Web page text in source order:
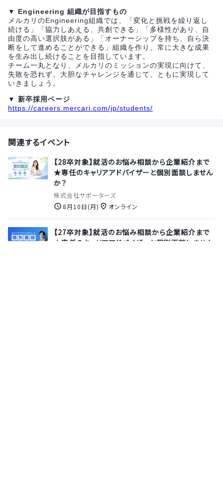
▼ Engineering 組織が目指すもの
メルカリのEngineering組織では、「変化と挑戦を繰り返し
続ける」「協力しあえる、共創できる」「多様性があり、自
由度の高い選択肢がある」「オーナーシップを持ち、自ら決
断をして進めることができる」組織を作り、常に大きな成果
を生み出し続けることを目指しています。
チーム一丸となり、メルカリのミッションの実現に向けて、
失敗を恐れず、大胆なチャレンジを通じて、ともに実現して
いきましょう。
▼ 新卒採用ページ
https://careers.mercari.com/jp/students/
関連するイベント
【28卒対象】就活のお悩み相談から企業紹介まで
★専任のキャリアアドバイザーと個別面談しません
か？
株式会社サポーターズ
8月10日(月)
オンライン
【27卒対象】就活のお悩み相談から企業紹介まで
★専任のキャリアアドバイザーと個別面談しません